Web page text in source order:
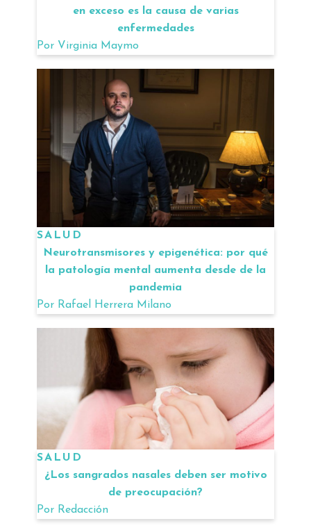
en exceso es la causa de varias
enfermedades
Por Virginia Maymo
SALUD
Neurotransmisores y epigenética: por qué
la patología mental aumenta desde de la
pandemia
Por Rafael Herrera Milano
SALUD
¿Los sangrados nasales deben ser motivo
de preocupación?
Por Redacción